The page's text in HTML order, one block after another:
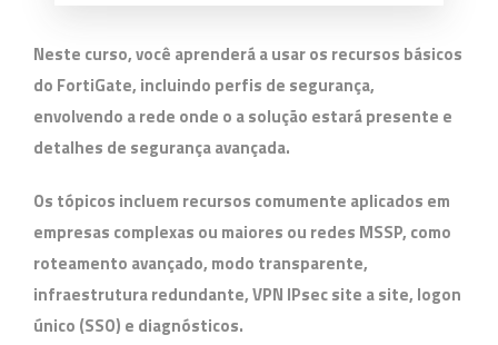
Neste curso, você aprenderá a usar os recursos básicos
do FortiGate, incluindo perfis de segurança,
envolvendo a rede onde o a solução estará presente e
detalhes de segurança avançada.
Os tópicos incluem recursos comumente aplicados em
empresas complexas ou maiores ou redes MSSP, como
roteamento avançado, modo transparente,
infraestrutura redundante, VPN IPsec site a site, logon
único (SSO) e diagnósticos.